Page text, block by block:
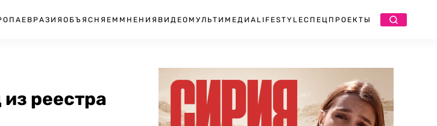
ЕВРАЗИЯ ОБЪЯСНЯЕМ МНЕНИЯ ВИДЕО МУЛЬТИМЕДИА LIFESTYLEСПЕЦПРОЕКТЫ
реестра